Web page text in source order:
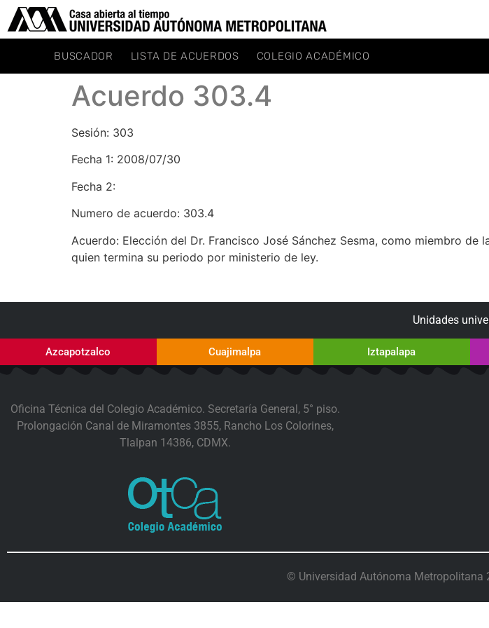
BUSCADOR LISTA DE ACUERDOS COLEGIO ACADÉMICO
Acuerdo 303.4
Sesión: 303
Fecha 1: 2008/07/30
Fecha 2:
Numero de acuerdo: 303.4
Acuerdo: Elección del Dr. Francisco José Sánchez Sesma, como miembro
quien termina su periodo por ministerio de ley.
Unidades
Azcapotzalco Cuajimalpa Iztapalapa
Oficina Técnica del Colegio Académico. Secretaría General, 5° piso.
Prolongación Canal de Miramontes 3855, Rancho Los Colorines,
Tlalpan 14386, CDMX.
© Universidad Autónoma Metropolitana